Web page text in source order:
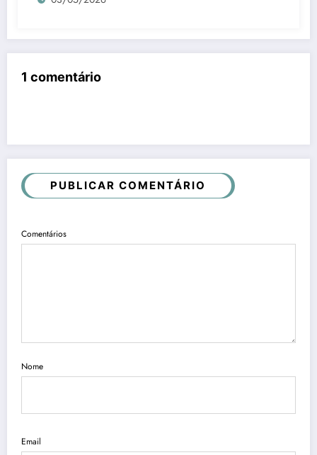
1 comentário
PUBLICAR COMENTÁRIO
Comentários
Nome
Email